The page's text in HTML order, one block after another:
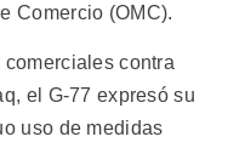
Comercio (OMC).
contra
el G-77 expresó su
uso de medidas